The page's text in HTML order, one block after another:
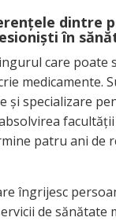
dintre
în
care poate
medicamente.
şi specializare
facultăţii
patru ani de
îngrijesc
de sănătate